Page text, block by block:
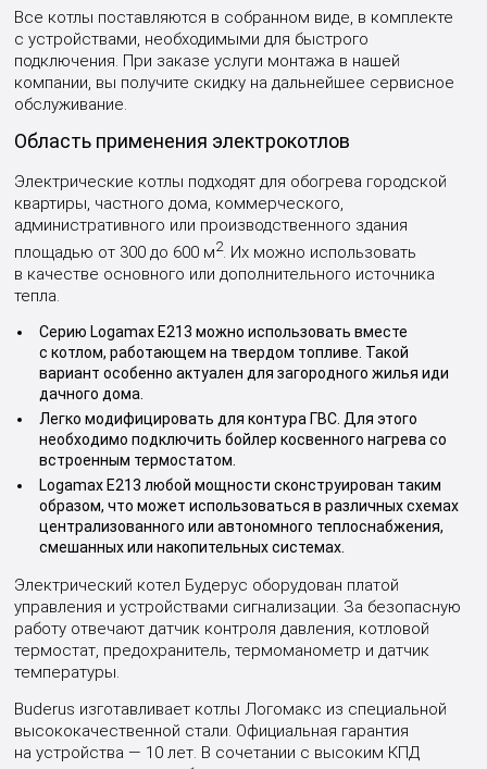
Все котлы поставляются в собранном виде, в комплекте
с устройствами, необходимыми для быстрого
подключения. При заказе услуги монтажа в нашей
компании, вы получите скидку на дальнейшее сервисное
обслуживание.
Область применения электрокотлов
Электрические котлы подходят для обогрева городской
квартиры, частного дома, коммерческого,
административного или производственного здания
площадью от 300 до 600 м2. Их можно использовать
в качестве основного или дополнительного источника
тепла.
Серию Logamax E213 можно использовать вместе
с котлом, работающем на твердом топливе. Такой
вариант особенно актуален для загородного жилья иди
дачного дома.
Легко модифицировать для контура ГВС. Для этого
необходимо подключить бойлер косвенного нагрева со
встроенным термостатом.
Logamax E213 любой мощности сконструирован таким
образом, что может использоваться в различных схемах
централизованного или автономного теплоснабжения,
смешанных или накопительных системах.
Электрический котел Будерус оборудован платой
управления и устройствами сигнализации. За безопасную
работу отвечают датчик контроля давления, котловой
термостат, предохранитель, термоманометр и датчик
температуры.
Buderus изготавливает котлы Логомакс из специальной
высококачественной стали. Официальная гарантия
на устройства — 10 лет. В сочетании с высоким КПД